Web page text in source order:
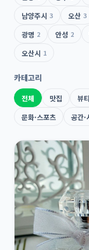
남양주시 3 오산 3
광명 2 안성 2
오산시 1
카테고리
전체 맛집 뷰티
문화·스포츠
공간·